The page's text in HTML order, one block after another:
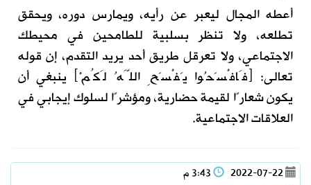
أعطه المجال ليعبر عن رأيه، ويمارس دوره، ويحقق
تطلعه، ولا تنظر بسلبية للطامحين في محيطك
الاجتماعي، ولا تعرقل طريق أحد يريد التقدم، إن قوله
تعالى: ﴿فَافْسَحُوا يَفْسَحِ اللَّهُ لَكُمْ﴾ ينبغي أن
يكون شعارًا لقيمة حضارية، ومؤشرًا لسلوك إيجابي في
العلاقات الاجتماعية.
2022-07-22